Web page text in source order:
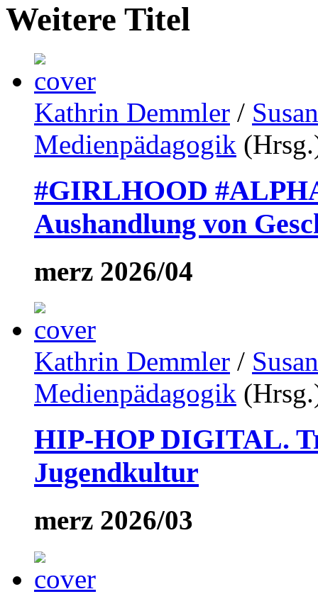
Weitere Titel
Kathrin Demmler /
Medienpädagogik
#GIRLHOOD
Aushandlung von
merz 2026/04
Kathrin Demmler /
Medienpädagogik
HIP-HOP DIGITAL.
Jugendkultur
merz 2026/03